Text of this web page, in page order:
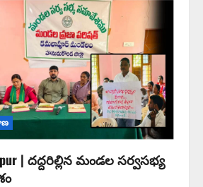
| దద్దరిల్లిన మండల సర్వసభ్య